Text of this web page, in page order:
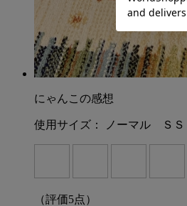
にゃんこの感想
使用サイズ： ノーマル ＳＳ
（評価5点）